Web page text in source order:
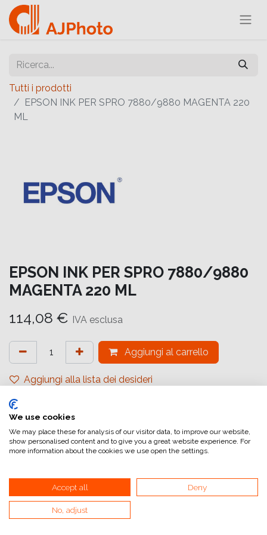
Tutti i prodotti
EPSON INK PER SPRO 7880/9880 MAGENTA 220
ML
EPSON INK PER SPRO 7880/9880
MAGENTA 220 ML
114,08 € IVA esclusa
Aggiungi al carrello
Aggiungi alla lista dei desideri
attualmente non a magazzino
Riferimento interno:C13T603B00
Collegamenti utili
We use cookies
We may place these for analysis of our visitor data, to improve our website,
show personalised content and to give you a great website experience. For
more information about the cookies we use open the settings.
Accept all Deny
No, adjust